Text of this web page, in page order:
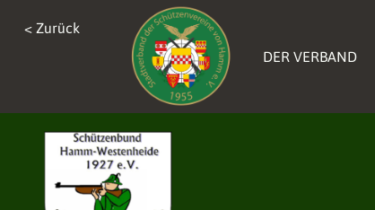
DER VERBAND
< Zurück